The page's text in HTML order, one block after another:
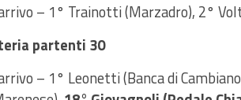
– 1° Trainotti (Marzadro), 2°
partenti 30
– 1° Leonetti (Banca di